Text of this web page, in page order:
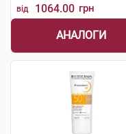
від 1064.00 грн
АНАЛОГИ